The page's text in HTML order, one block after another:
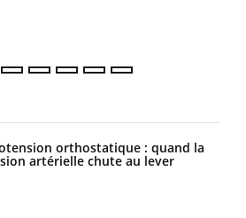
orthostatique : quand la
artérielle chute au lever